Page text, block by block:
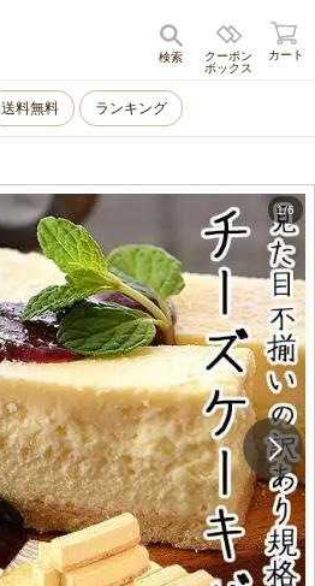
キャンセル
クーポン
ボックス
検索 カート
送料無料 ランキング
1/6